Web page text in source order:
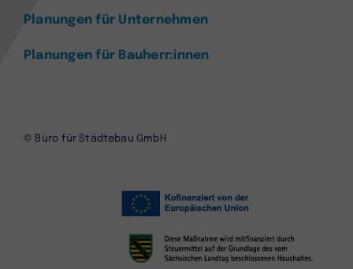
Planungen für Unternehmen
Planungen für Bauherr:innen
© Büro für Städtebau GmbH